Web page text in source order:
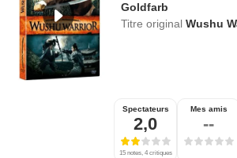
Goldfarb
Titre originalWushu
Spectateurs
2,0
15 notes, 4 critiques
Mes amis
--